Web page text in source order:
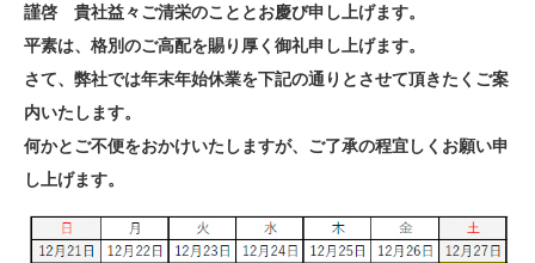
謹啓 貴社益々ご清栄のこととお慶び申し上げます。
平素は、格別のご高配を賜り厚く御礼申し上げます。
さて、弊社では年末年始休業を下記の通りとさせて頂きたくご案
内いたします。
何かとご不便をおかけいたしますが、ご了承の程宜しくお願い申
し上げます。